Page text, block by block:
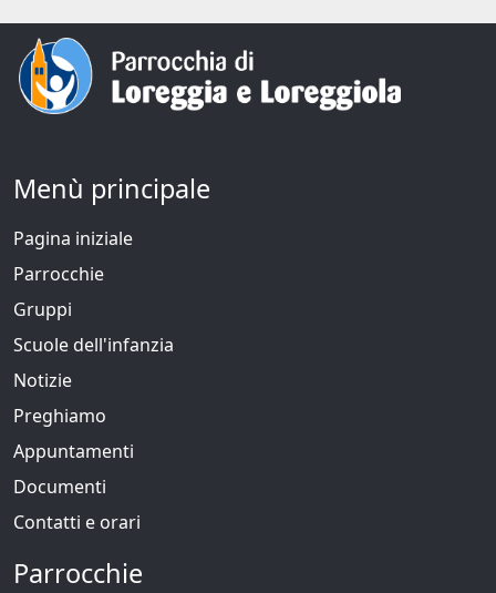
Menù principale
Pagina iniziale
Parrocchie
Gruppi
Scuole dell'infanzia
Notizie
Preghiamo
Appuntamenti
Documenti
Contatti e orari
Parrocchie